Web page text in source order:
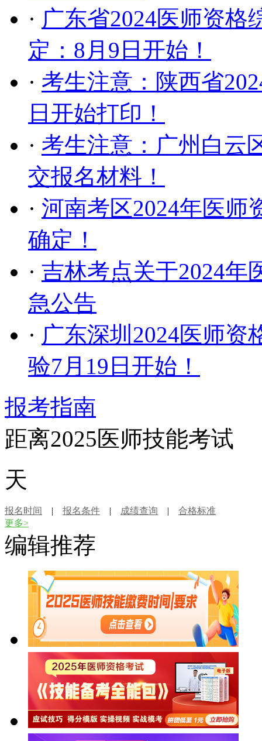
· 广东省2024医师资格
定：8月9日开始！
· 考生注意：陕西省
日开始打印！
· 考生注意：广州白云
交报名材料！
· 河南考区2024年医师
确定！
· 吉林考点关于2024年
急公告
· 广东深圳2024医师资
验7月19日开始！
报考指南
距离2025医师技能考试
天
报名时间 | 报名条件 | 成绩查询 | 合格标准
更多>
编辑推荐